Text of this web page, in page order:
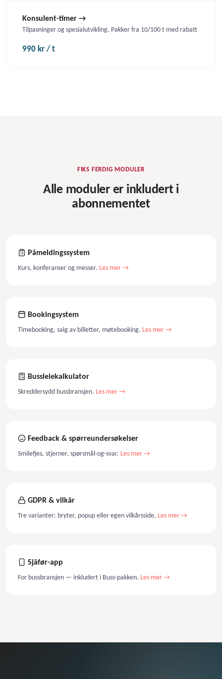
Konsulent-timer →
Tilpasninger og spesial­utvikling. Pakker fra 10/100 t med rabatt
990 kr / t
FIKS FERDIG MODULER
Alle moduler er inkludert i
abonnementet
Påmeldingssystem
Kurs, konferanser og messer. Les mer →
Bookingsystem
Timebooking, salg av billetter, møtebooking. Les mer →
Bussleiekalkulator
Skreddersydd bussbransjen. Les mer →
Feedback & spørreundersøkelser
Smilefjes, stjerner, spørsmål-og-svar. Les mer →
GDPR & vilkår
Tre varianter: bryter, popup eller egen vilkårsside. Les mer →
Sjåfør-app
For bussbransjen — inkludert i Buss-pakken. Les mer →